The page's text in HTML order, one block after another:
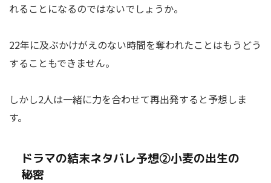
れることになるのではないでしょうか。
22年に及ぶかけがえのない時間を奪われたことはもうどう
することもできません。
しかし2人は一緒に力を合わせて再出発すると予想しま
す。
ドラマの結末ネタバレ予想②小麦の出生の
秘密